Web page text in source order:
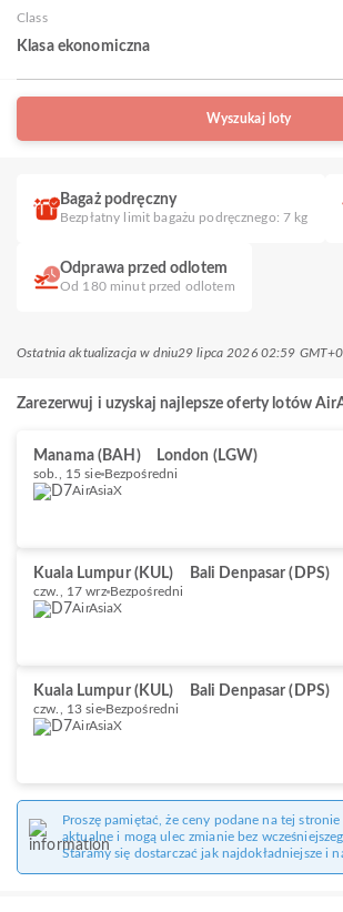
Class
Klasa ekonomiczna
Wyszukaj loty
Bagaż podręczny
Bezpłatny limit bagażu podręcznego: 7 kg
Odprawa przed odlotem
Od 180 minut przed odlotem
Ostatnia aktualizacja w dniu29 lipca 2026 02:59 GMT+0
Zarezerwuj i uzyskaj najlepsze oferty lotów
Manama (BAH) London (LGW)
sob., 15 sie Bezpośredni
AirAsiaX
Kuala Lumpur (KUL) Bali Denpasar (DPS)
czw., 17 wrz Bezpośredni
AirAsiaX
Kuala Lumpur (KUL) Bali Denpasar (DPS)
czw., 13 sie Bezpośredni
AirAsiaX
Proszę pamiętać, że ceny podane na tej
aktualne i mogą ulec zmianie bez
Staramy się dostarczać jak najdokładniejsze i